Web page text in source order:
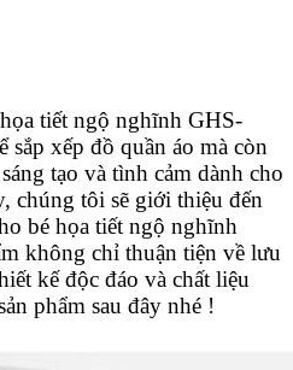
họa tiết ngộ nghĩnh GHS-
sắp xếp đồ quần áo mà còn
tạo và tình cảm dành cho
chúng tôi sẽ giới thiệu đến
bé họa tiết ngộ nghĩnh
không chỉ thuận tiện về lưu
kế độc đáo và chất liệu
phẩm sau đây nhé !